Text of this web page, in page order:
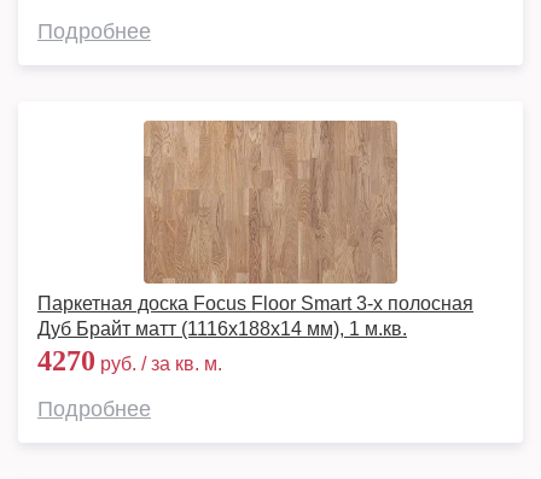
Подробнее
Паркетная доска Focus Floor Smart 3-х полосная
Дуб Брайт матт (1116x188x14 мм), 1 м.кв.
4270 руб. / за кв. м.
Подробнее